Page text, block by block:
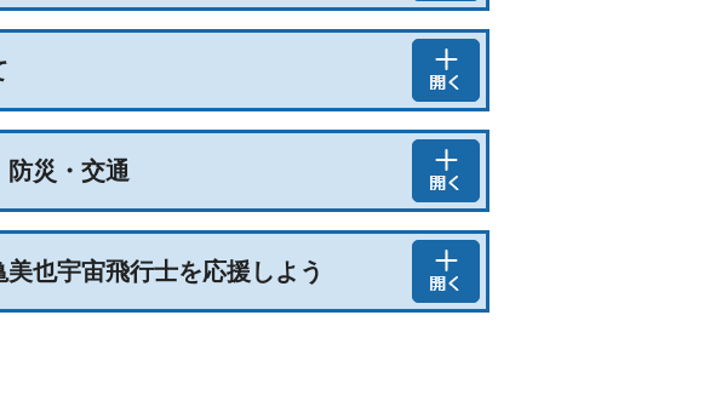
防災・交通
美也宇宙飛行士を応援しよう